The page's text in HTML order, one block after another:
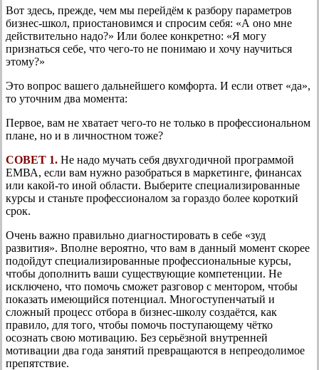
Вот здесь, прежде, чем мы перейдём к разбору параметров
бизнес-школ, приостановимся и спросим себя: «А оно мне
действительно надо?» Или более конкретно: «Я могу
признаться себе, что чего-то не понимаю и хочу научиться
этому?»
Это вопрос вашего дальнейшего комфорта. И если ответ «да»,
то уточним два момента:
Первое, вам не хватает чего-то не только в профессиональном
плане, но и в личностном тоже?
СОВЕТ 1. Не надо мучать себя двухгодичной программой
ЕМВА, если вам нужно разобраться в маркетинге, финансах
или какой-то иной области. Выберите специализированные
курсы и станьте профессионалом за гораздо более короткий
срок.
Очень важно правильно диагностировать в себе «зуд
развития». Вполне вероятно, что вам в данный момент скорее
подойдут специализированные профессиональные курсы,
чтобы дополнить ваши существующие компетенции. Не
исключено, что помочь сможет разговор с ментором, чтобы
показать имеющийся потенциал. Многоступенчатый и
сложный процесс отбора в бизнес-школу создаётся, как
правило, для того, чтобы помочь поступающему чётко
осознать свою мотивацию. Без серьёзной внутренней
мотивации два года занятий превращаются в непреодолимое
препятствие.